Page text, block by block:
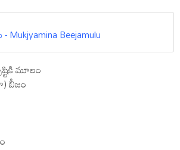
Mukjyamina Beejamulu
మూలం
బీజం